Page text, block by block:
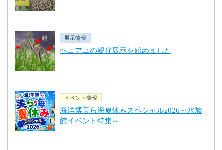
展示情報
ヘコアユの親仔展示を始めました
イベント情報
海洋博美ら海夏休みスペシャル2026～水族
館イベント特集～